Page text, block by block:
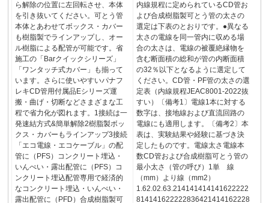
ら解除の位置に左回転させ、本体
を引き抜いてください。可とう管
本体とあわせてボックス・カバー
も樹脂製でラインアップし、オー
ル樹脂による配管が可能です。省
施工の「Barクイックシリーズ」
「ワンタッチ式カバー」も揃って
います。さらに使いやすいパナフ
レキCD管用付属品Eシリーズ運
搬・曲げ・切断などさまざまな工
程で省力化が図れます。1接続は一
発速結方式&簡単解除2樹脂製ボッ
クス・カバーもラインアップ3接続
「エコ電線・エコケーブル」の配
管に（PFS）コンクリート埋込・
いんぺい・露出配管に（PFS）コ
ンクリート埋込配管専用で経済的
なコンクリート埋込・いんぺい・
露出配管に（PFD）合成樹脂製可
内線規程に定められているCD管お
よび合成樹脂製可とう管の太さの
選定は下表のとおりです。●異なる
太さの電線を同一管内に収める場
合の太さは、電線の被覆絶縁物を
含む断面積の総和が管の内断面積
の32％以下となるように選定して
ください。CD管・PF管の太さの選
定表（内線規程JEAC8001-2022抜
すい）〔備考1〕電線1本に対する
数字は、接地線および直流回路の
電線にも適用します。〔備考2〕本
表は、実験結果や経験に基づき決
定したものです。電線太さ電線本
数CD管および合成樹脂可とう管の
最小太さ（管の呼び）1単 線
（mm）より線（mm2）
1.62.02.63.214141414141622222
814141622222836421414162228